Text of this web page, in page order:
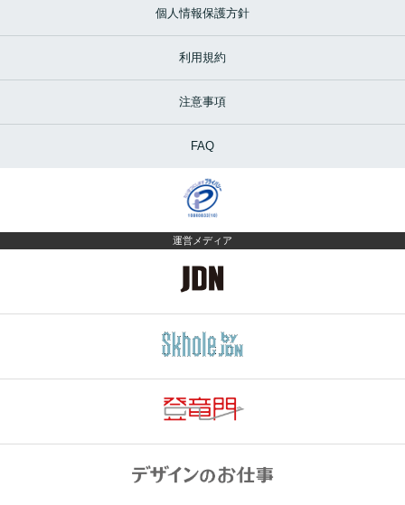
個人情報保護方針
利用規約
注意事項
FAQ
運営メディア